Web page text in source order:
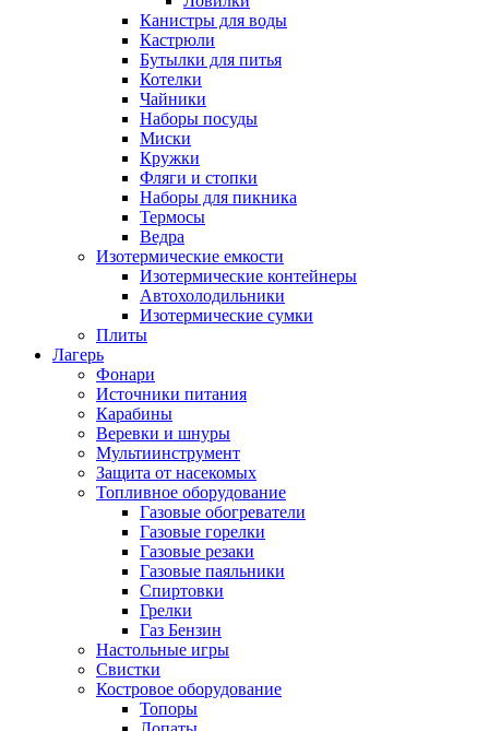
Канистры для воды
Кастрюли
Бутылки для питья
Котелки
Чайники
Наборы посуды
Миски
Кружки
Фляги и стопки
Наборы для пикника
Термосы
Ведра
Изотермические емкости
Изотермические контейнеры
Автохолодильники
Изотермические сумки
Плиты
Лагерь
Фонари
Источники питания
Карабины
Веревки и шнуры
Мультиинструмент
Защита от насекомых
Топливное оборудование
Газовые обогреватели
Газовые горелки
Газовые резаки
Газовые паяльники
Спиртовки
Грелки
Газ Бензин
Настольные игры
Свистки
Костровое оборудование
Топоры